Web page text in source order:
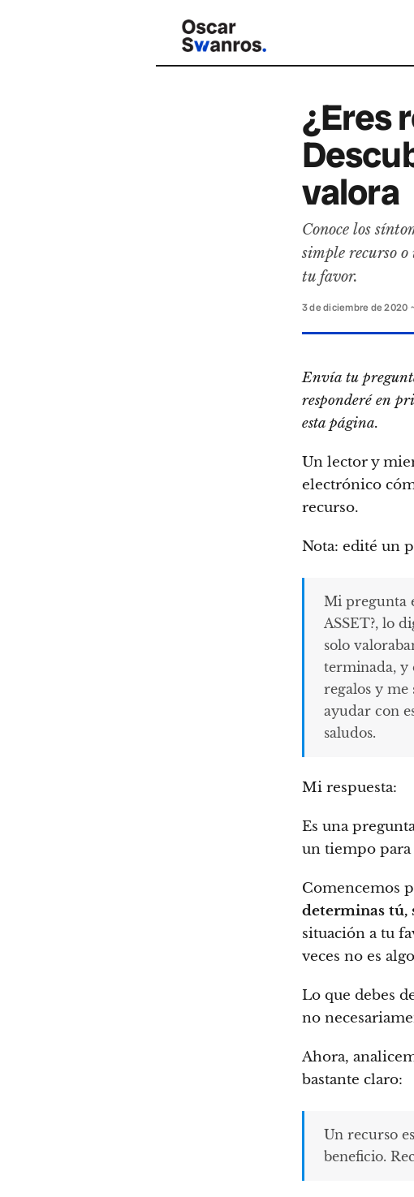
¿Eres
valora
Conoce los
simple recurso o
tu favor.
3 de diciembre de 2020
Envía tu
responderé en
esta página.
Un lector y
electrónico
recurso.
Nota: edité un
Mi pregunta
ASSET?, lo
solo
terminada, y
regalos y me
ayudar con
saludos.
Mi respuesta:
Es una
un tiempo
Comencemos
determinas tú,
situación a tu
veces no es
Lo que debes
no
Ahora,
bastante claro:
Un recurso
beneficio.